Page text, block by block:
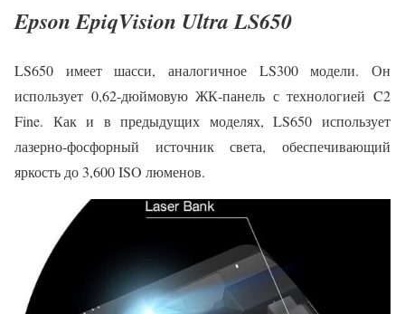
Epson EpiqVision Ultra LS650
LS650 имеет шасси, аналогичное LS300 модели. Он
использует 0,62-дюймовую ЖК-панель с технологией C2
Fine. Как и в предыдущих моделях, LS650 использует
лазерно-фосфорный источник света, обеспечивающий
яркость до 3,600 ISO люменов.